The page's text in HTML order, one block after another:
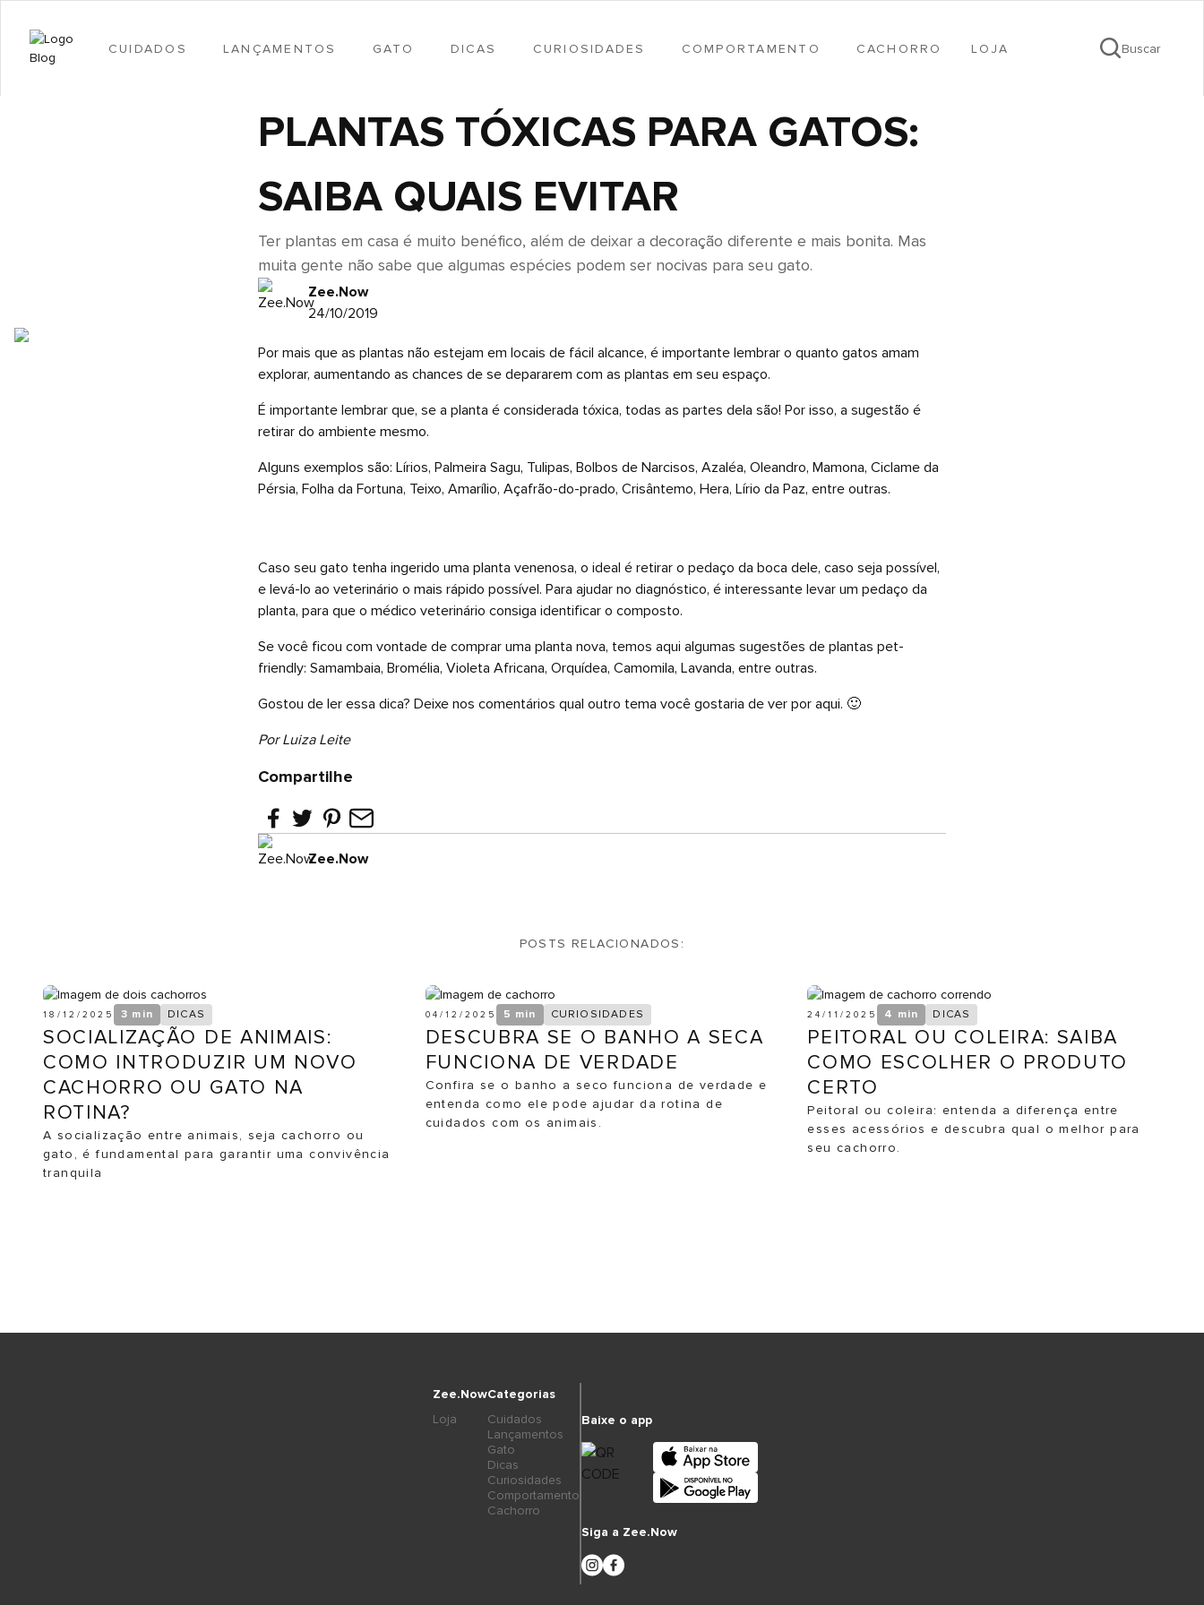
Buscar
CUIDADOS LANÇAMENTOS GATO DICAS CURIOSIDADES COMPORTAMENTO CACHORRO LOJA
PLANTAS TÓXICAS PARA GATOS:
SAIBA QUAIS EVITAR
Ter plantas em casa é muito benéfico, além de deixar a decoração diferente e mais bonita. Mas
muita gente não sabe que algumas espécies podem ser nocivas para seu gato.
Zee.Now
24/10/2019
Por mais que as plantas não estejam em locais de fácil alcance, é importante lembrar o quanto gatos amam
explorar, aumentando as chances de se depararem com as plantas em seu espaço.
É importante lembrar que, se a planta é considerada tóxica, todas as partes dela são! Por isso, a sugestão é
retirar do ambiente mesmo.
Alguns exemplos são: Lírios, Palmeira Sagu, Tulipas, Bolbos de Narcisos, Azaléa, Oleandro, Mamona, Ciclame da
Pérsia, Folha da Fortuna, Teixo, Amarílio, Açafrão-do-prado, Crisântemo, Hera, Lírio da Paz, entre outras.
Caso seu gato tenha ingerido uma planta venenosa, o ideal é retirar o pedaço da boca dele, caso seja possível,
e levá-lo ao veterinário o mais rápido possível. Para ajudar no diagnóstico, é interessante levar um pedaço da
planta, para que o médico veterinário consiga identificar o composto.
Se você ficou com vontade de comprar uma planta nova, temos aqui algumas sugestões de plantas pet-
friendly: Samambaia, Bromélia, Violeta Africana, Orquídea, Camomila, Lavanda, entre outras.
Gostou de ler essa dica? Deixe nos comentários qual outro tema você gostaria de ver por aqui. 🙂
Por Luiza Leite
Compartilhe
Zee.Now
POSTS RELACIONADOS:
18/12/2025 3 min DICAS
SOCIALIZAÇÃO DE ANIMAIS:
COMO INTRODUZIR UM NOVO
CACHORRO OU GATO NA
ROTINA?
A socialização entre animais, seja cachorro ou
gato, é fundamental para garantir uma convivência
tranquila
04/12/2025 5 min CURIOSIDADES
DESCUBRA SE O BANHO A SECA
FUNCIONA DE VERDADE
Confira se o banho a seco funciona de verdade e
entenda como ele pode ajudar da rotina de
cuidados com os animais.
24/11/2025 4 min DICAS
PEITORAL OU COLEIRA: SAIBA
COMO ESCOLHER O PRODUTO
CERTO
Peitoral ou coleira: entenda a diferença entre
esses acessórios e descubra qual o melhor para
seu cachorro.
Zee.Now
Loja
Categorias
Cuidados
Lançamentos
Gato
Dicas
Curiosidades
Comportamento
Cachorro
Baixe o app
Siga a Zee.Now